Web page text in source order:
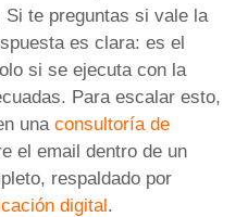
te preguntas si vale la
es clara: es el
si se ejecuta con la
Para escalar esto,
una consultoría de
el email dentro de un
respaldado por
digital.